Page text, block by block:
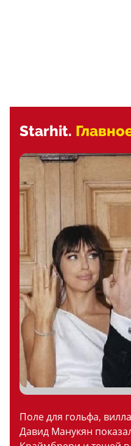
Starhit.
Поле для гольфа,
Давид Манукян